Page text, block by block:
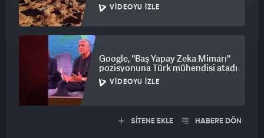
VIDEOYU İZLE
Google, ''Baş Yapay Zeka Mimarı''
pozisyonuna Türk mühendisi atadı
VIDEOYU İZLE
SİTENE EKLE HABERE DÖN